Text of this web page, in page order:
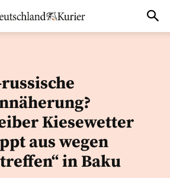
Kiesewetter
aus wegen
in Baku